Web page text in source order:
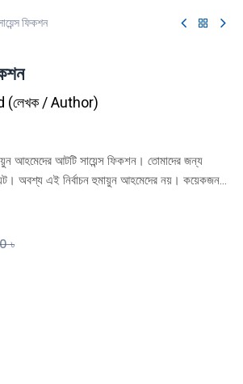
ফিকশন
(লেখক / Author)
আহমেদের আটটি সায়েন্স ফিকশন। তােমাদের জন্য
অবশ্য এই নির্বাচন হুমায়ুন আহমেদের নয়। কয়েকজন
করেছেন। অবশ্য এতে হুমায়ূন আহমেদের সম্মতি
৳